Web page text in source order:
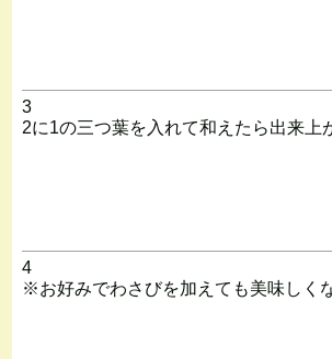
3
2に1の三つ葉を入れて和えたら出来上
4
※お好みでわさびを加えても美味しく